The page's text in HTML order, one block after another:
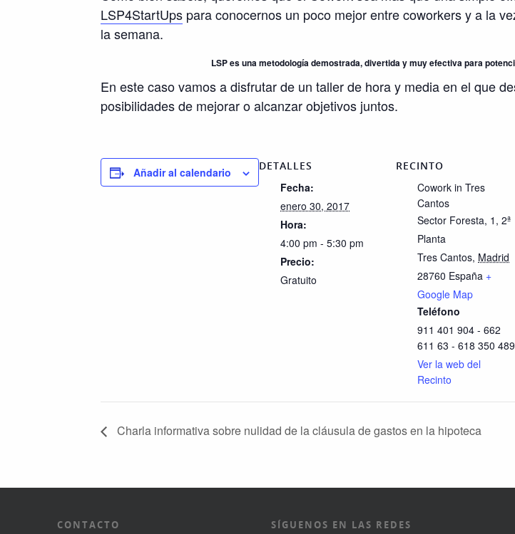
LSP4StartUps para conocernos un poco mejor entre coworkers y a la
la semana.
LSP es una metodología demostrada, divertida y muy efectiva para
En este caso vamos a disfrutar de un taller de hora y media en el que
posibilidades de mejorar o alcanzar objetivos juntos.
Añadir al calendario DETALLES
Fecha:
enero 30, 2017
Hora:
4:00 pm - 5:30 pm
Precio:
Gratuito
RECINTO
Cowork in Tres
Cantos
Sector Foresta, 1, 2ª
Planta
Tres Cantos, Madrid
28760 España +
Google Map
Teléfono
911 401 904 - 662
611 63 - 618 350 489
Ver la web del
Recinto
Charla informativa sobre nulidad de la cláusula de gastos en la hipoteca
CONTACTO SÍGUENOS EN LAS REDES